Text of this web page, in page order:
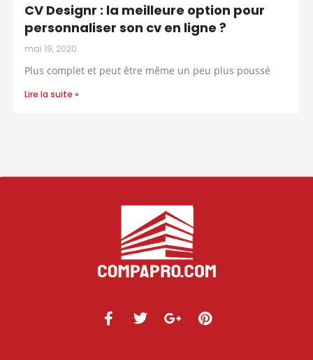
CV Designr : la meilleure option pour
personnaliser son cv en ligne ?
mai 19, 2020
Plus complet et peut être même un peu plus poussé
Lire la suite »